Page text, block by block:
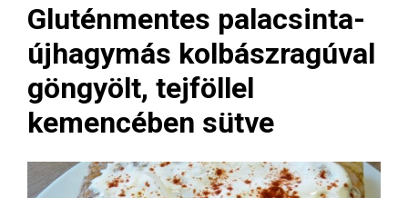
Gluténmentes palacsinta-
újhagymás kolbászragúval
göngyölt, tejföllel
kemencében sütve